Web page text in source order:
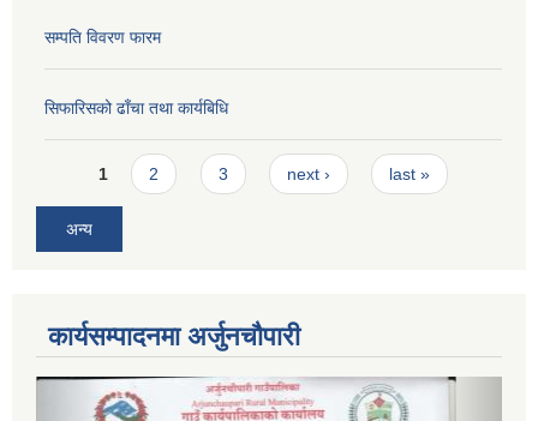
सम्पति विवरण फारम
सिफारिसको ढाँचा तथा कार्यबिधि
Pages
1 2 3 next › last »
अन्य
कार्यसम्पादनमा अर्जुनचौपारी